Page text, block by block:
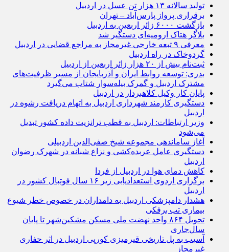
تولید سالانه ۱۳ هزار تن عسل در اردبیل
برقراری پرواز پارس‌آباد – تهران
بازگشت ۶۰۰۰ زائر اربعین به اردبیل
بلاگر هتاک ارومیه‌ای دستگیر شد
معرفی ۹ تبعه خارجی غیرمجاز به مراجع قضایی در اردبیل
گردوخاک در راه اردبیل
ثبت‌نام بیش از ۲۰ هزار زائر اربعین از اردبیل
بدری: توسعه روابط ایران و آذربایجان از مسیر ظرفیت‌های
مشترک اردبیل و گمرک بیله‌سوار شتاب می‌گیرد
پایان کار وکیل کلاهبردار در اردبیل
دستگیری کارمند شهرداری اردبیل به اتهام دریافت رشوه در
اردبیل
وزیر ارتباطات: اردبیل به قطب ترانزیت داده کشور تبدیل
می‌شود
آغاز ساماندهی مجموعه شیخ صفی‌الدین اردبیلی
دستگیری عامل عربده‌کشی و نزاع شبانه در شهرک رضوان
اردبیل
کاهش دمای هوا در اردبیل از فردا
برگزاری اردوی استعدادیابی زیر ۱۶ سال فوتبال کشور در
اردبیل
هشدار دامپزشکی اردبیل به دامداران در خصوص خطر شیوع
بیماری تب برفکی
تحویل ۸۶۴ واحد نهضت ملی مسکن مشکین‌شهر تا پایان
سال‌جاری
آسیب به پل تاریخی قیرمیزی کورپی اردبیل در اثر حفاری
غیرمجاز